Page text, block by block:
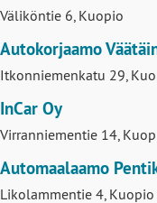
Delta Auto Kuopio
Väliköntie 6, Kuopio
Autokorjaamo
Itkonniemenkatu 29,
InCar Oy